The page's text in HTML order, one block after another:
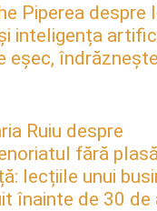
Piperea despre
inteligența
eșec,
Ruiu despre
fără
lecțiile unui
înainte de 30 de